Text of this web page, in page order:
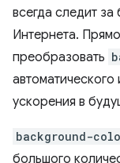
всегда следит
Интернета.
преобразовать
ускорения в
background-
большого